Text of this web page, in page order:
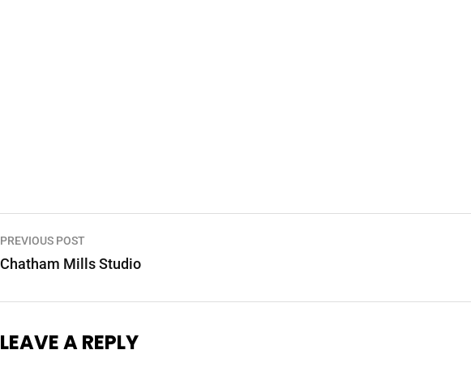
PREVIOUS POST
Chatham Mills Studio
LEAVE A REPLY